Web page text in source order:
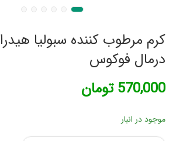
کرم مرطوب کننده سبولیا هیدرا
درمال فوکوس
570,000 تومان
موجود در انبار